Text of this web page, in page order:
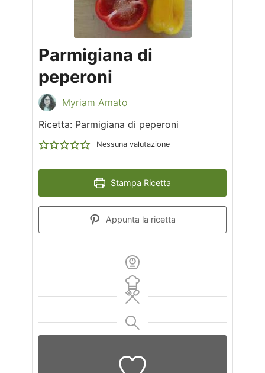
Parmigiana di
peperoni
Myriam Amato
Ricetta: Parmigiana di peperoni
Nessuna valutazione
Stampa Ricetta
Appunta la ricetta